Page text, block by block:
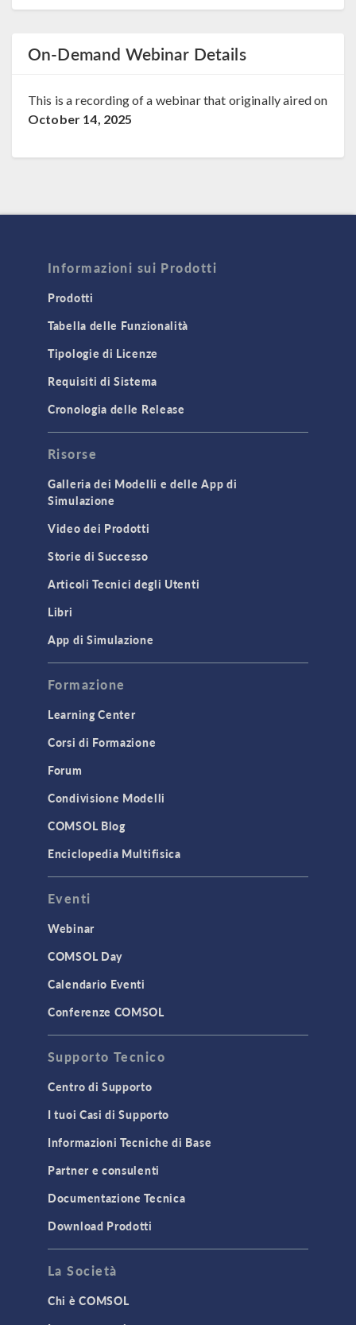
On-Demand Webinar Details
This is a recording of a webinar that originally aired on
October 14, 2025
Informazioni sui Prodotti
Prodotti
Tabella delle Funzionalità
Tipologie di Licenze
Requisiti di Sistema
Cronologia delle Release
Risorse
Galleria dei Modelli e delle App di
Simulazione
Video dei Prodotti
Storie di Successo
Articoli Tecnici degli Utenti
Libri
App di Simulazione
Formazione
Learning Center
Corsi di Formazione
Forum
Condivisione Modelli
COMSOL Blog
Enciclopedia Multifisica
Eventi
Webinar
COMSOL Day
Calendario Eventi
Conferenze COMSOL
Supporto Tecnico
Centro di Supporto
I tuoi Casi di Supporto
Informazioni Tecniche di Base
Partner e consulenti
Documentazione Tecnica
Download Prodotti
La Società
Chi è COMSOL